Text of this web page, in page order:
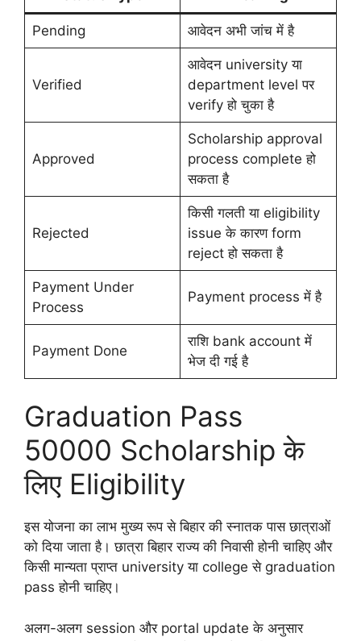
Pending आवेदन अभी जांच में है
Verified
आवेदन university या
department level पर
verify हो चुका है
Approved
Scholarship approval
process complete हो
सकता है
Rejected
किसी गलती या eligibility
issue के कारण form
reject हो सकता है
Payment Under
Process
Payment process में है
Payment Done
राशि bank account में
भेज दी गई है
Graduation Pass
50000 Scholarship के
लिए Eligibility
इस योजना का लाभ मुख्य रूप से बिहार की स्नातक पास छात्राओं
को दिया जाता है। छात्रा बिहार राज्य की निवासी होनी चाहिए और
किसी मान्यता प्राप्त university या college से graduation
pass होनी चाहिए।
अलग-अलग session और portal update के अनुसार